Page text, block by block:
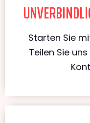
Starten Sie
Teilen Sie